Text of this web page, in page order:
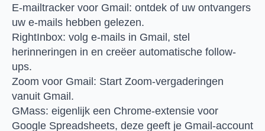
E-mailtracker voor Gmail: ontdek of uw ontvangers
uw e-mails hebben gelezen.
RightInbox: volg e-mails in Gmail, stel
herinneringen in en creëer automatische follow-
ups.
Zoom voor Gmail: Start Zoom-vergaderingen
vanuit Gmail.
GMass: eigenlijk een Chrome-extensie voor
Google Spreadsheets, deze geeft je Gmail-account